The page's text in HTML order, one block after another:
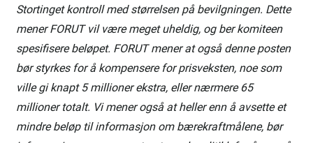
Stortinget kontroll med størrelsen på bevilgningen. Dette
mener FORUT vil være meget uheldig, og ber komiteen
spesifisere beløpet. FORUT mener at også denne posten
bør styrkes for å kompensere for prisveksten, noe som
ville gi knapt 5 millioner ekstra, eller nærmere 65
millioner totalt. Vi mener også at heller enn å avsette et
mindre beløp til informasjon om bærekraftmålene, bør